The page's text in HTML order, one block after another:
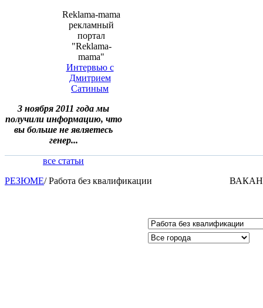
Reklama-mama
рекламный
портал
"Reklama-
mama"
Интервью с
Дмитрием
Сатиным
3 ноября 2011 года мы
получили информацию, что
вы больше не являетесь
генер...
все статьи
РЕЗЮМЕ/ Работа без квалификации